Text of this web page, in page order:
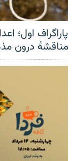
پاراگراف اول؛
مناقشهٔ درون